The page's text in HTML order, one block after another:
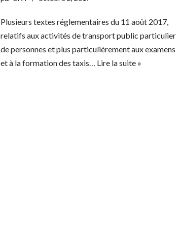
Plusieurs textes réglementaires du 11 août 2017,
relatifs aux activités de transport public particulier
de personnes et plus particulièrement aux examens
et à la formation des taxis… Lire la suite »